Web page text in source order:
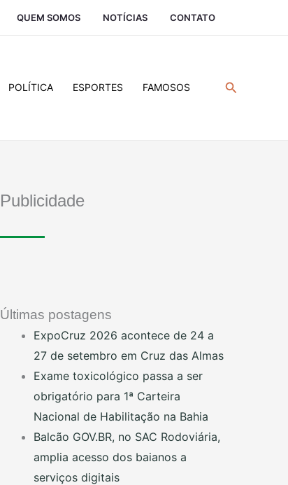
QUEM SOMOS NOTÍCIAS CONTATO
POLÍTICA ESPORTES FAMOSOS Pesquisar
Publicidade
Últimas postagens
ExpoCruz 2026 acontece de 24 a
27 de setembro em Cruz das Almas
Exame toxicológico passa a ser
obrigatório para 1ª Carteira
Nacional de Habilitação na Bahia
Balcão GOV.BR, no SAC Rodoviária,
amplia acesso dos baianos a
serviços digitais